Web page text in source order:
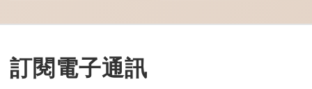
「朤朤乾坤，捨我其
宙等，形容政治清明，天下
太平！
訂閱電子通訊